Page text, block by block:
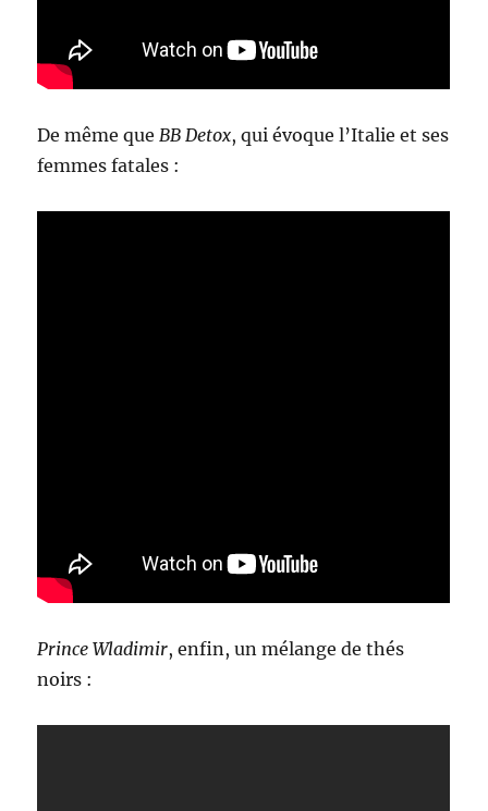
De même queBB Detox, qui évoque l’Italie et ses
femmes fatales :
Prince Wladimir, enfin, un mélange de thés
noirs :